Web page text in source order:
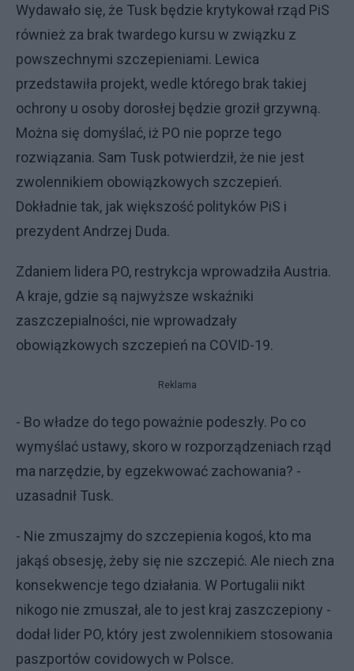
Wydawało się, że Tusk będzie krytykował rząd PiS
również za brak twardego kursu w związku z
powszechnymi szczepieniami. Lewica
przedstawiła projekt, wedle którego brak takiej
ochrony u osoby dorosłej będzie groził grzywną.
Można się domyślać, iż PO nie poprze tego
rozwiązania. Sam Tusk potwierdził, że nie jest
zwolennikiem obowiązkowych szczepień.
Dokładnie tak, jak większość polityków PiS i
prezydent Andrzej Duda.
Zdaniem lidera PO, restrykcja wprowadziła Austria.
A kraje, gdzie są najwyższe wskaźniki
zaszczepialności, nie wprowadzały
obowiązkowych szczepień na COVID-19.
Reklama
- Bo władze do tego poważnie podeszły. Po co
wymyślać ustawy, skoro w rozporządzeniach rząd
ma narzędzie, by egzekwować zachowania? -
uzasadnił Tusk.
- Nie zmuszajmy do szczepienia kogoś, kto ma
jakąś obsesję, żeby się nie szczepić. Ale niech zna
konsekwencje tego działania. W Portugalii nikt
nikogo nie zmuszał, ale to jest kraj zaszczepiony -
dodał lider PO, który jest zwolennikiem stosowania
paszportów covidowych w Polsce.